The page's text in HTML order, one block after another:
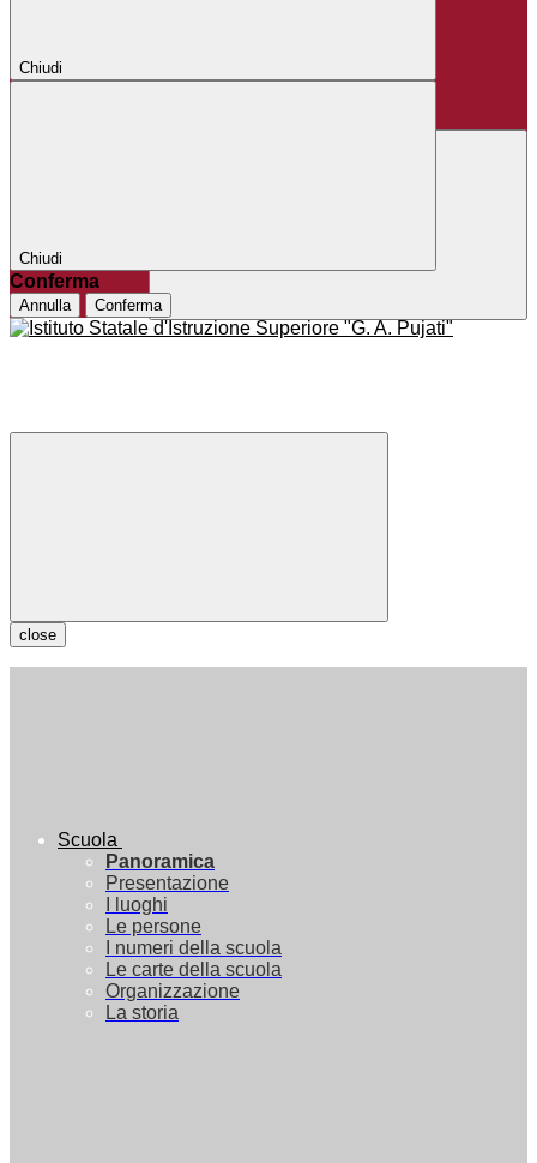
Chiudi
Chiudi
Conferma
Annulla Conferma
close
Scuola
Panoramica
Presentazione
I luoghi
Le persone
I numeri della scuola
Le carte della scuola
Organizzazione
La storia